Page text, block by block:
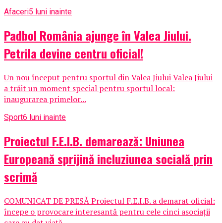
Afaceri5 luni inainte
Padbol România ajunge în Valea Jiului.
Petrila devine centru oficial!
Un nou început pentru sportul din Valea Jiului Valea Jiului
a trăit un moment special pentru sportul local:
inaugurarea primelor...
Sport6 luni inainte
Proiectul F.E.I.B. demarează: Uniunea
Europeană sprijină incluziunea socială prin
scrimă
COMUNICAT DE PRESĂ Proiectul F.E.I.B. a demarat oficial:
începe o provocare interesantă pentru cele cinci asociații